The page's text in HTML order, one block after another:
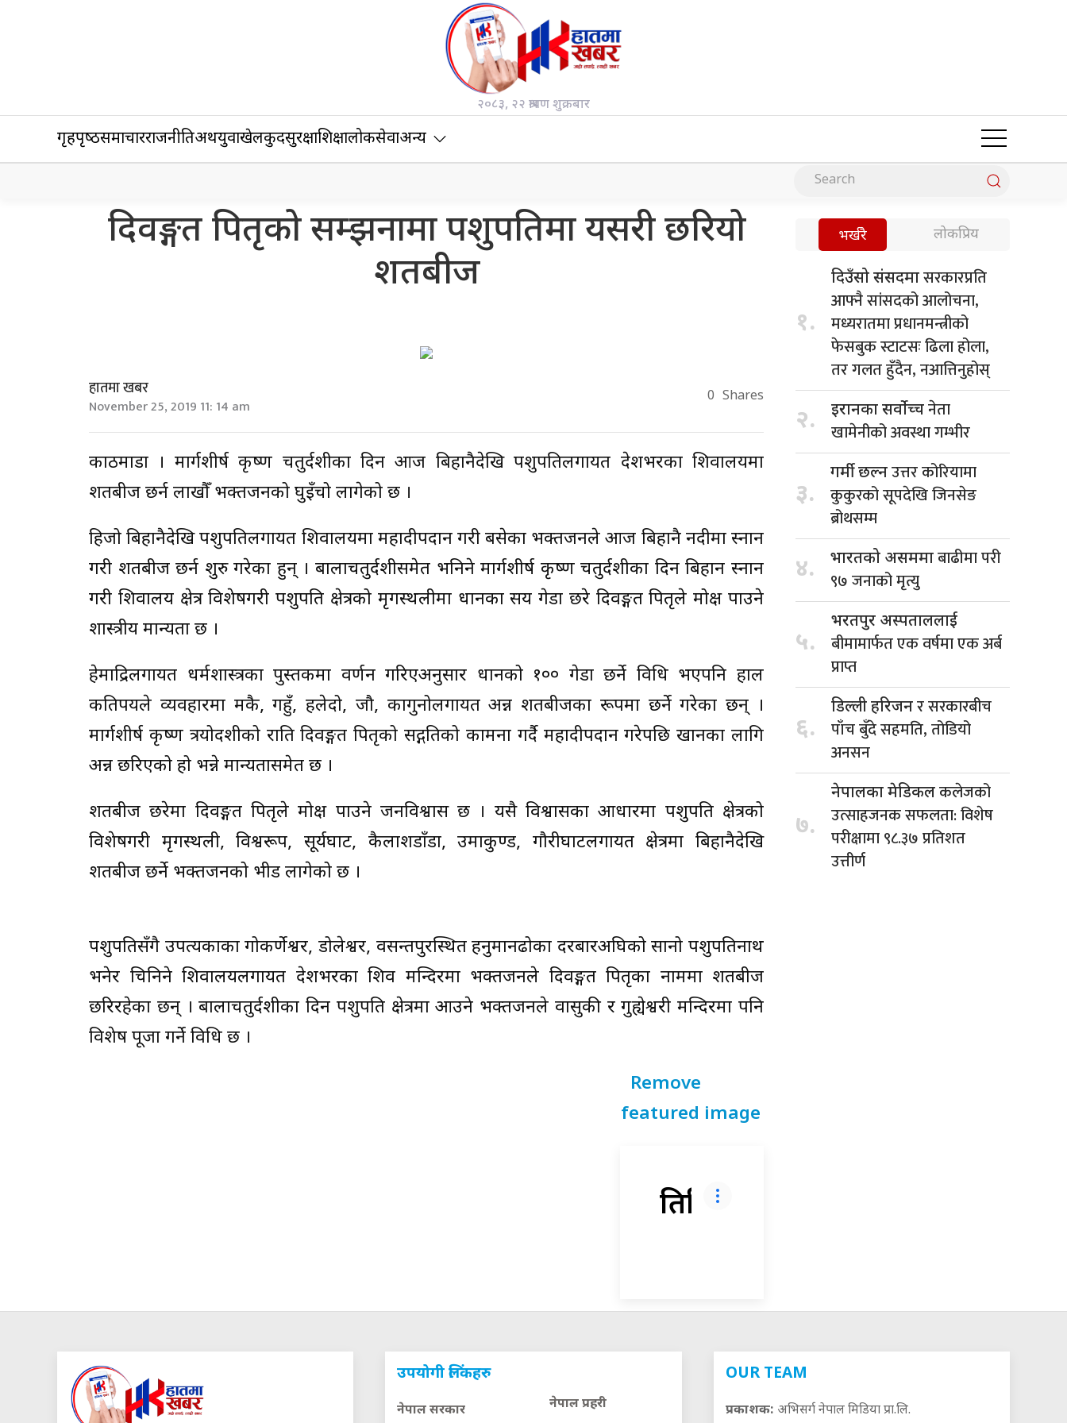
२०८३, २२ श्रावण शुक्रबार
गृहपृष्‍ठसमाचारराजनीतिअर्थयुवाखेलकुदसुरक्षाशिक्षालोकसेवाअन्य
दिवङ्गत पितृको सम्झनामा पशुपतिमा यसरी छरियो
शतबीज
हातमा खबर
November 25, 2019 11: 14 am 0 Shares
काठमाडौं । मार्गशीर्ष कृष्ण चतुर्दशीका दिन आज बिहानैदेखि पशुपतिलगायत देशभरका शिवालयमा
शतबीज छर्न लाखौँ भक्तजनको घुइँचो लागेको छ ।
हिजो बिहानैदेखि पशुपतिलगायत शिवालयमा महादीपदान गरी बसेका भक्तजनले आज बिहानै नदीमा स्नान
गरी शतबीज छर्न शुरु गरेका हुन् । बालाचतुर्दशीसमेत भनिने मार्गशीर्ष कृष्ण चतुर्दशीका दिन बिहान स्नान
गरी शिवालय क्षेत्र विशेषगरी पशुपति क्षेत्रको मृगस्थलीमा धानका सय गेडा छरे दिवङ्गत पितृले मोक्ष पाउने
शास्त्रीय मान्यता छ ।
हेमाद्रिलगायत धर्मशास्त्रका पुस्तकमा वर्णन गरिएअनुसार धानको १०० गेडा छर्ने विधि भएपनि हाल
कतिपयले व्यवहारमा मकै, गहुँ, हलेदो, जौ, कागुनोलगायत अन्न शतबीजका रूपमा छर्ने गरेका छन् ।
मार्गशीर्ष कृष्ण त्रयोदशीको राति दिवङ्गत पितृको सद्गतिको कामना गर्दै महादीपदान गरेपछि खानका लागि
अन्न छरिएको हो भन्ने मान्यतासमेत छ ।
शतबीज छरेमा दिवङ्गत पितृले मोक्ष पाउने जनविश्वास छ । यसै विश्वासका आधारमा पशुपति क्षेत्रको
विशेषगरी मृगस्थली, विश्वरूप, सूर्यघाट, कैलाशडाँडा, उमाकुण्ड, गौरीघाटलगायत क्षेत्रमा बिहानैदेखि
शतबीज छर्ने भक्तजनको भीड लागेको छ ।
पशुपतिसँगै उपत्यकाका गोकर्णेश्वर, डोलेश्वर, वसन्तपुरस्थित हनुमानढोका दरबारअघिको सानो पशुपतिनाथ
भनेर चिनिने शिवालयलगायत देशभरका शिव मन्दिरमा भक्तजनले दिवङ्गत पितृका नाममा शतबीज
छरिरहेका छन् । बालाचतुर्दशीका दिन पशुपति क्षेत्रमा आउने भक्तजनले वासुकी र गुह्येश्वरी मन्दिरमा पनि
विशेष पूजा गर्ने विधि छ ।
Remove
featured image
प्रतिक्रिया
भर्खरै लोकप्रिय
१.
दिउँसो संसदमासरकारप्रति
आफ्नै सांसदको आलोचना,
मध्यरातमा प्रधानमन्त्रीको
फेसबुक स्टाटसः ढिला होला,
तर गलत हुँदैन, नआत्तिनुहोस्
२. इरानका सर्वोच्चनेता
खामेनीको अवस्था गम्भीर
३.
गर्मी छल्नउत्तर कोरियामा
कुकुरको सूपदेखि जिनसेङ
ब्रोथसम्म
४. भारतको असममाबाढीमा परी
९७ जनाको मृत्यु
५.
भरतपुर अस्पताललाई
बीमामार्फत एक वर्षमा एक अर्ब
प्राप्त
६.
डिल्ली हरिजनर सरकारबीच
पाँच बुँदे सहमति, तोडियो
अनसन
७.
नेपालका मेडिकलकलेजको
उत्साहजनक सफलता: विशेष
परीक्षामा ९८.३७ प्रतिशत
उत्तीर्ण
उपयोगी लिंकहरु
नेपाल सरकार
नेपाल प्रहरी
OUR TEAM
प्रकाशक: अभिसर्ग नेपाल मिडिया प्रा.लि.